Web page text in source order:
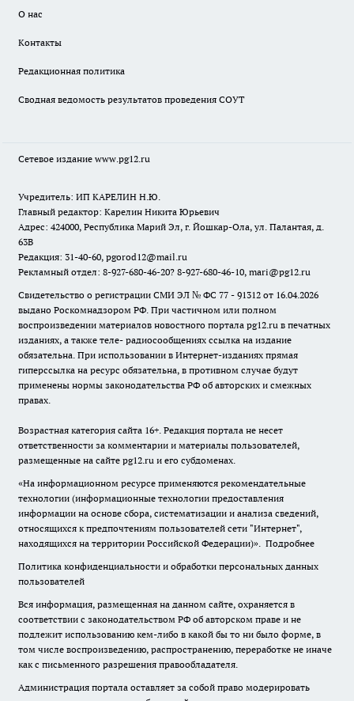
О нас
Контакты
Редакционная политика
Сводная ведомость результатов проведения СОУТ
Сетевое издание www.pg12.ru
Учредитель: ИП КАРЕЛИН Н.Ю.
Главный редактор: Карелин Никита Юрьевич
Адрес: 424000, Республика Марий Эл, г. Йошкар-Ола, ул. Палантая, д.
63В
Редакция: 31-40-60, pgorod12@mail.ru
Рекламный отдел: 8-927-680-46-20? 8-927-680-46-10, mari@pg12.ru
Свидетельство о регистрации СМИ ЭЛ № ФС 77 - 91312 от 16.04.2026
выдано Роскомнадзором РФ. При частичном или полном
воспроизведении материалов новостного портала pg12.ru в печатных
изданиях, а также теле- радиосообщениях ссылка на издание
обязательна. При использовании в Интернет-изданиях прямая
гиперссылка на ресурс обязательна, в противном случае будут
применены нормы законодательства РФ об авторских и смежных
правах.
Возрастная категория сайта 16+. Редакция портала не несет
ответственности за комментарии и материалы пользователей,
размещенные на сайте pg12.ru и его субдоменах.
«На информационном ресурсе применяются рекомендательные
технологии (информационные технологии предоставления
информации на основе сбора, систематизации и анализа сведений,
относящихся к предпочтениям пользователей сети "Интернет",
находящихся на территории Российской Федерации)». Подробнее
Политика конфиденциальности и обработки персональных данных
пользователей
Вся информация, размещенная на данном сайте, охраняется в
соответствии с законодательством РФ об авторском праве и не
подлежит использованию кем-либо в какой бы то ни было форме, в
том числе воспроизведению, распространению, переработке не иначе
как с письменного разрешения правообладателя.
Администрация портала оставляет за собой право модерировать